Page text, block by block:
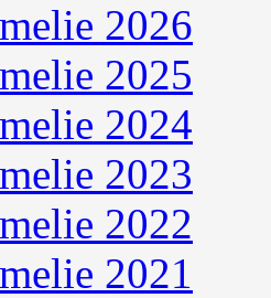
2026
2025
2024
2023
2022
2021